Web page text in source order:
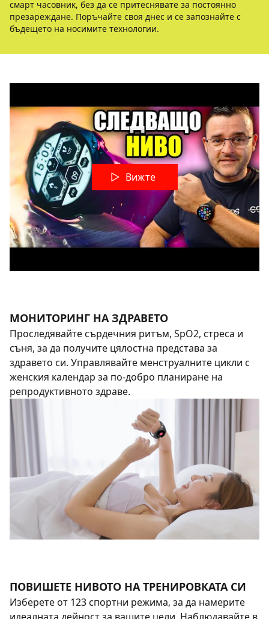
смарт часовник, без да се притеснявате за постоянно
презареждане. Поръчайте своя днес и се запознайте с
бъдещето на носимите технологии.
Вижте
МОНИТОРИНГ НА ЗДРАВЕТО
Проследявайте сърдечния ритъм, SpO2, стреса и
съня, за да получите цялостна представа за
здравето си. Управлявайте менструалните цикли с
женския календар за по-добро планиране на
репродуктивното здраве.
ПОВИШЕТЕ НИВОТО НА ТРЕНИРОВКАТА СИ
Изберете от 123 спортни режима, за да намерите